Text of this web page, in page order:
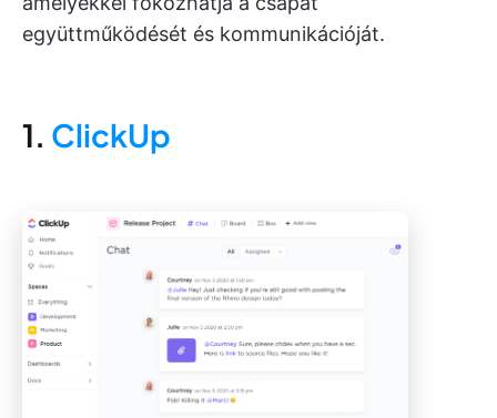
együttműködését és kommunikációját.
1. ClickUp